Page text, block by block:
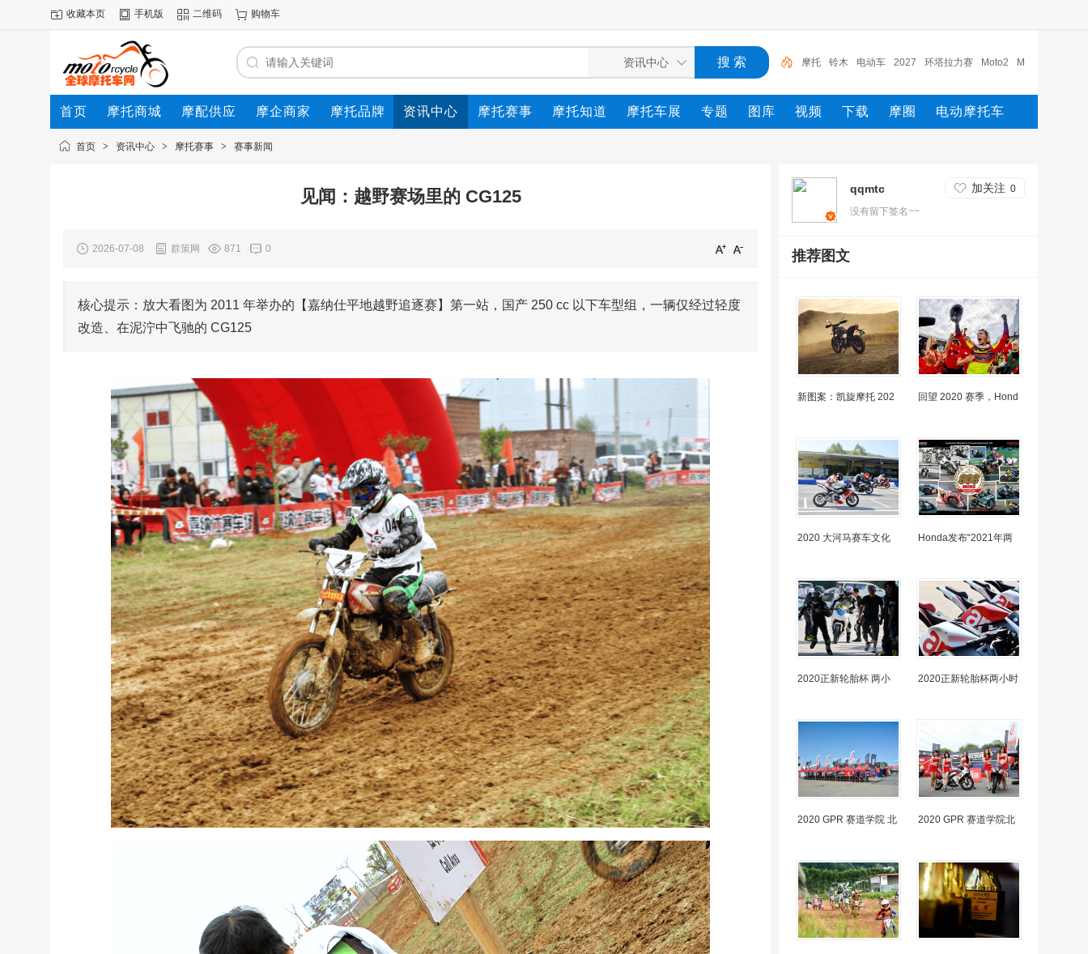
收藏本页 手机版 二维码 购物车
铃木 电动车 2027 环塔拉力赛 Moto2 MXGP
Moto3 yamaha 宗申 摩托
首页 摩托商城 摩配供应 摩企商家 摩托品牌 资讯中心 摩托赛事 摩托知道 摩托车展 专题 图库 视频 下载 摩圈 电动摩托车
动态首页 > 资讯中心 > 摩托赛事 > 赛事新闻
见闻：越野赛场里的 CG125
2026-07-08 群策网 871 0
核心提示：放大看图为 2011 年举办的【嘉纳仕平地越野追逐赛】第一站，国产 250 cc 以下车型组，一辆仅经过轻度
改造、在泥泞中飞驰的 CG125
qqmtc 加关注 0
没有留下签名~~
推荐图文
新图案：凯旋摩托 202 回望 2020 赛季，Hond
2020 大河马赛车文化 Honda发布“2021年两
2020正新轮胎杯 两小 2020正新轮胎杯两小时
2020 GPR 赛道学院 北 2020 GPR 赛道学院北